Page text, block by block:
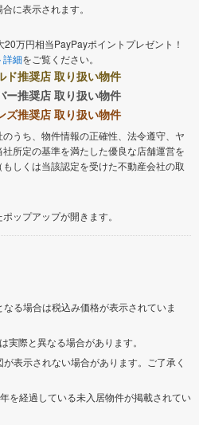
に表示されます。
20万円相当PayPayポイントプレゼント！
詳細をご覧ください。
ド推奨店 取り扱い物件
ー推奨店 取り扱い物件
ズ推奨店 取り扱い物件
うち、物件情報の正確性、法令遵守、ヤ
所定の基準を満たした優良な店舗運営を
しくは当該認定を受けた不動産会社の取
ップアップが開きます。
る場合は税込み価格が表示されていま
実際と異なる場合があります。
表示されない場合があります。ご了承く
を経過している未入居物件が掲載されてい